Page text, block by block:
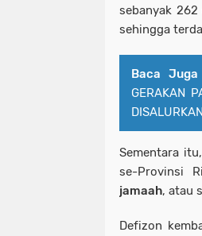
sebanyak
sehingga
Baca
GERAKAN
Sementara itu,
se-Provinsi
jamaah, atau
Defizon